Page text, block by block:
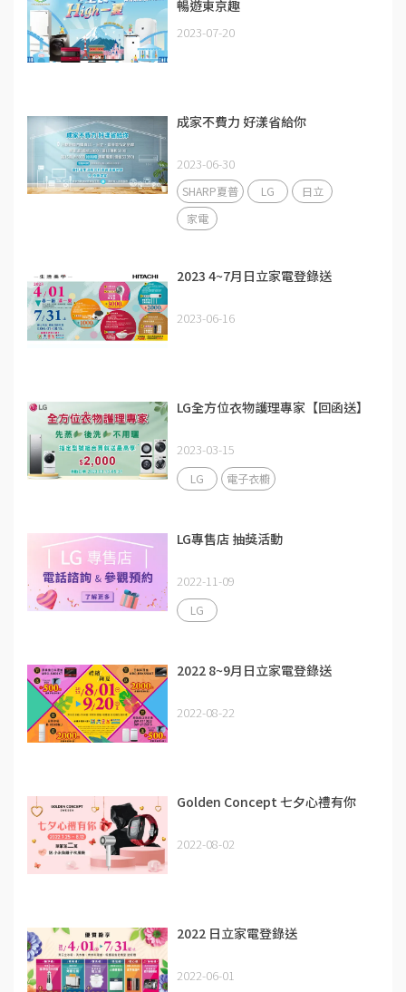
暢遊東京趣
2023-07-20
成家不費力 好漾省給你
2023-06-30
SHARP夏普 LG
日立
家電
2023 4~7月日立家電登錄送
2023-06-16
LG全方位衣物護理專家【回函送】
2023-03-15
LG 電子衣櫥
LG專售店 抽獎活動
2022-11-09
LG
2022 8~9月日立家電登錄送
2022-08-22
Golden Concept 七夕心禮有你
2022-08-02
2022 日立家電登錄送
2022-06-01